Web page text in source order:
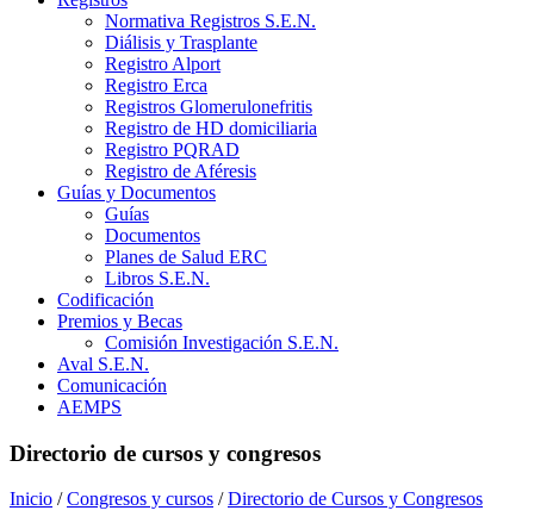
Normativa Registros S.E.N.
Diálisis y Trasplante
Registro Alport
Registro Erca
Registros Glomerulonefritis
Registro de HD domiciliaria
Registro PQRAD
Registro de Aféresis
Guías y Documentos
Guías
Documentos
Planes de Salud ERC
Libros S.E.N.
Codificación
Premios y Becas
Comisión Investigación S.E.N.
Aval S.E.N.
Comunicación
AEMPS
Directorio de cursos y congresos
Inicio /Congresos y cursos /Directorio de Cursos y Congresos